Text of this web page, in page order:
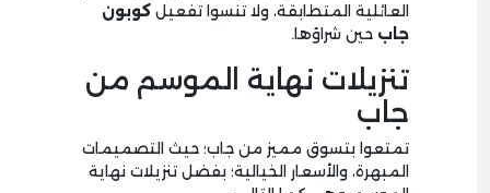
العائلية المتطابقة، ولا تنسوا تفعيل كوبون
جاب حين شراؤها.
تنزيلات نهاية الموسم من
جاب
تمتعوا بتسوق مميز من جاب؛ حيث التصميمات
المبهرة، والأسعار الخيالية؛ بفضل تنزيلات نهاية